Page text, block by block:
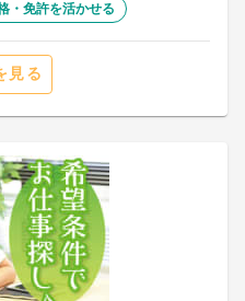
・免許を活かせる
見る